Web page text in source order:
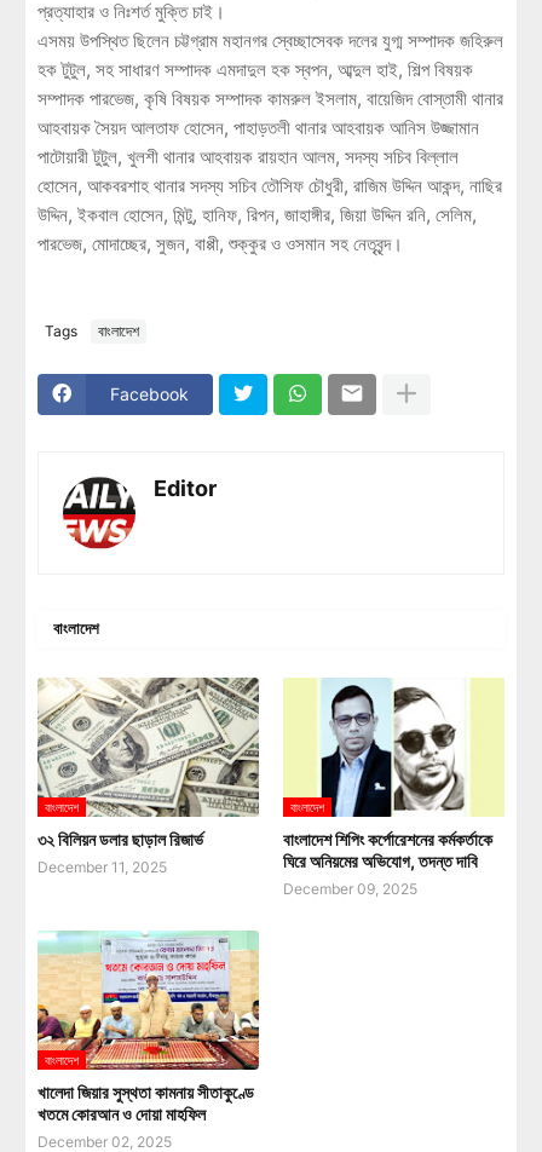
প্রত্যাহার ও নিঃশর্ত মুক্তি চাই।
এসময় উপস্থিত ছিলেন চট্টগ্রাম মহানগর স্বেচ্ছাসেবক দলের যুগ্ম সম্পাদক জহিরুল
হক টুটুল, সহ সাধারণ সম্পাদক এমদাদুল হক স্বপন, আব্দুল হাই, শিল্প বিষয়ক
সম্পাদক পারভেজ, কৃষি বিষয়ক সম্পাদক কামরুল ইসলাম, বায়েজিদ বোস্তামী থানার
আহবায়ক সৈয়দ আলতাফ হোসেন, পাহাড়তলী থানার আহবায়ক আনিস উজ্জামান
পাটোয়ারী টুটুল, খুলশী থানার আহবায়ক রায়হান আলম, সদস্য সচিব বিল্লাল
হোসেন, আকবরশাহ থানার সদস্য সচিব তৌসিফ চৌধুরী, রাজিম উদ্দিন আকন্দ, নাছির
উদ্দিন, ইকবাল হোসেন, মিন্টু, হানিফ, রিপন, জাহাঙ্গীর, জিয়া উদ্দিন রনি, সেলিম,
পারভেজ, মোদাচ্ছের, সুজন, বাপ্পী, শুক্কুর ও ওসমান সহ নেতৃবৃন্দ।
Tags বাংলাদেশ
Facebook
Editor
বাংলাদেশ
বাংলাদেশ
৩২ বিলিয়ন ডলার ছাড়াল রিজার্ভ
December 11, 2025
বাংলাদেশ
বাংলাদেশ শিপিং কর্পোরেশনের কর্মকর্তাকে
ঘিরে অনিয়মের অভিযোগ, তদন্ত দাবি
December 09, 2025
বাংলাদেশ
খালেদা জিয়ার সুস্থতা কামনায় সীতাকুণ্ডে
খতমে কোরআন ও দোয়া মাহফিল
December 02, 2025